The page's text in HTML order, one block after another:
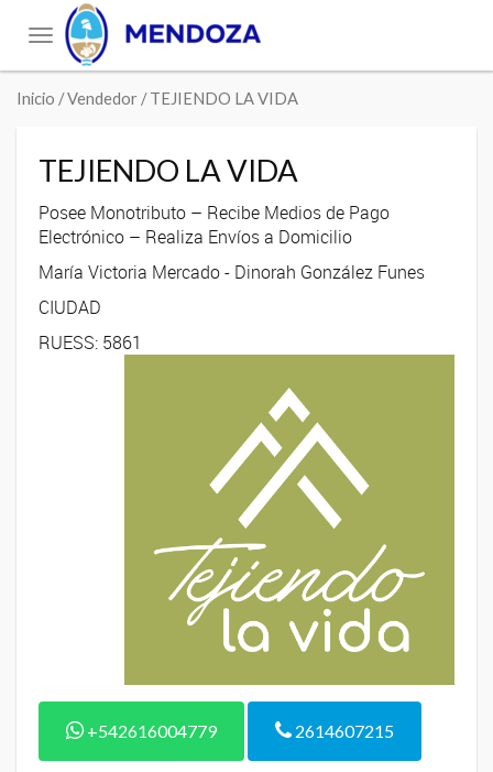
Toggle
navigation
Inicio / Vendedor / TEJIENDO LA VIDA
TEJIENDO LA VIDA
Posee Monotributo – Recibe Medios de Pago
Electrónico – Realiza Envíos a Domicilio
María Victoria Mercado - Dinorah González Funes
CIUDAD
RUESS: 5861
+542616004779 2614607215